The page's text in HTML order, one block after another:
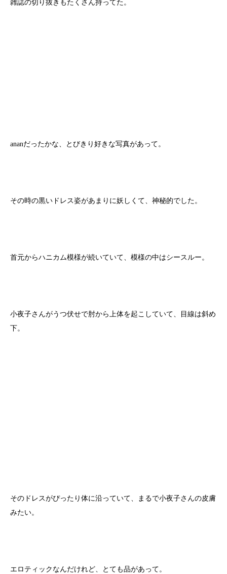
雑誌の切り抜きもたくさん持ってた。
ananだったかな、とびきり好きな写真があって。
その時の黒いドレス姿があまりに妖しくて、神秘的でした。
首元からハニカム模様が続いていて、模様の中はシースルー。
小夜子さんがうつ伏せで肘から上体を起こしていて、目線は斜め
下。
そのドレスがぴったり体に沿っていて、まるで小夜子さんの皮膚
みたい。
エロティックなんだけれど、とても品があって。